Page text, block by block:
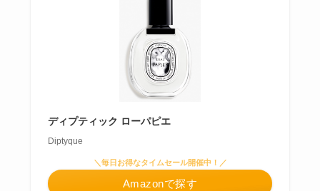
ディプティック ローパピエ
Diptyque
＼毎日お得なタイムセール開催中！／
Amazonで探す